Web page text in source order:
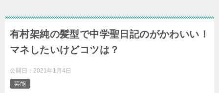
有村架純の髪型で中学聖日記のがかわいい！
マネしたいけどコツは？
公開日： 2021年1月4日
芸能